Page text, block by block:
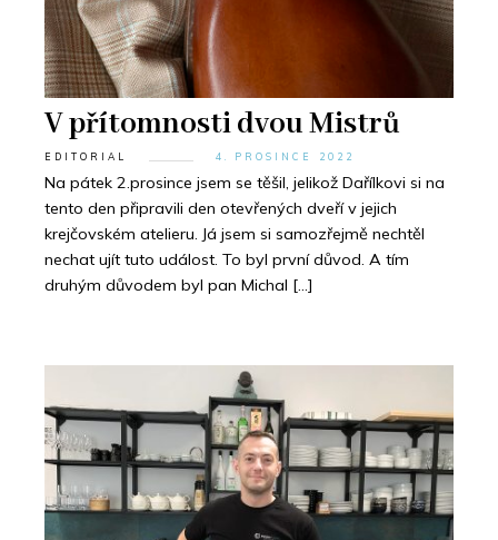
V přítomnosti dvou Mistrů
EDITORIAL 4. PROSINCE 2022
Na pátek 2.prosince jsem se těšil, jelikož Dařílkovi si na
tento den připravili den otevřených dveří v jejich
krejčovském atelieru. Já jsem si samozřejmě nechtěl
nechat ujít tuto událost. To byl první důvod. A tím
druhým důvodem byl pan Michal […]